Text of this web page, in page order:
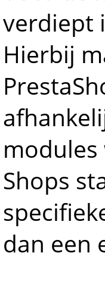
verdiept
Hierbij
modules
Shops
dan een